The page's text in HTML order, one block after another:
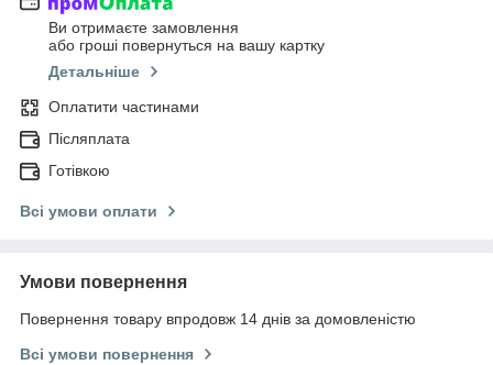
Ви отримаєте замовлення
або гроші повернуться на вашу картку
Детальніше
Оплатити частинами
Післяплата
Готівкою
Всі умови оплати
Умови повернення
Повернення товару впродовж 14 днів за домовленістю
Всі умови повернення